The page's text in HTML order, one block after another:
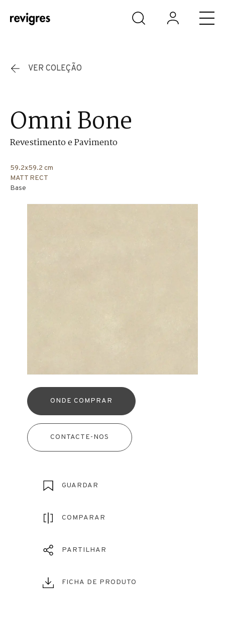
Saltar para o conteúdo principal
VER COLEÇÃO
Omni Bone
Revestimento e Pavimento
59.2x59.2 cm
MATT RECT
Base
ONDE COMPRAR
CONTACTE-NOS
GUARDAR
COMPARAR
PARTILHAR
FICHA DE PRODUTO